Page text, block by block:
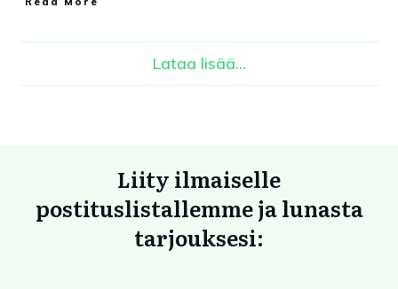
Lataa lisää...
Liity ilmaiselle
postituslistallemme ja lunasta
tarjouksesi: